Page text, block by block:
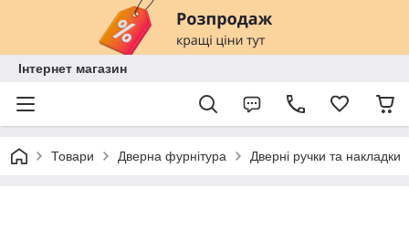
Інтернет магазин
Товари Дверна фурнітура Дверні ручки та накладки